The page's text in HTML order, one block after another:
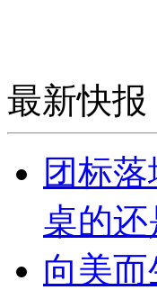
最新快报
团标
桌的
向美